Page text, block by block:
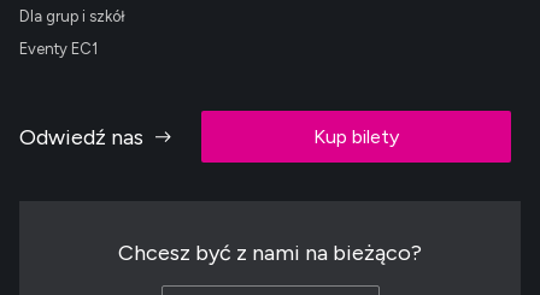
Dla grup i szkół
Eventy EC1
Odwiedź nas Kup bilety
Chcesz być z nami na bieżąco?